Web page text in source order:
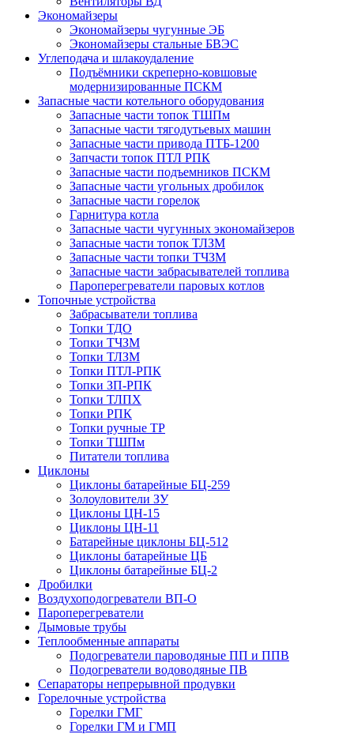
Экономайзеры
Экономайзеры чугунные ЭБ
Экономайзеры стальные БВЭС
Углеподача и шлакоудаление
Подъёмники скреперно-ковшовые
модернизированные ПСКМ
Запасные части котельного оборудования
Запасные части топок ТШПм
Запасные части тягодутьевых машин
Запасные части привода ПТБ-1200
Запчасти топок ПТЛ РПК
Запасные части подъемников ПСКМ
Запасные части угольных дробилок
Запасные части горелок
Гарнитура котла
Запасные части чугунных экономайзеров
Запасные части топок ТЛЗМ
Запасные части топки ТЧЗМ
Запасные части забрасывателей топлива
Пароперегреватели паровых котлов
Топочные устройства
Забрасыватели топлива
Топки ТДО
Топки ТЧЗМ
Топки ТЛЗМ
Топки ПТЛ-РПК
Топки ЗП-РПК
Топки ТЛПХ
Топки РПК
Топки ручные ТР
Топки ТШПм
Питатели топлива
Циклоны
Циклоны батарейные БЦ-259
Золоуловители ЗУ
Циклоны ЦН-15
Циклоны ЦН-11
Батарейные циклоны БЦ-512
Циклоны батарейные ЦБ
Циклоны батарейные БЦ-2
Дробилки
Воздухоподогреватели ВП-О
Пароперегреватели
Дымовые трубы
Теплообменные аппараты
Подогреватели пароводяные ПП и ППВ
Подогреватели водоводяные ПВ
Сепараторы непрерывной продувки
Горелочные устройства
Горелки ГМГ
Горелки ГМ и ГМП